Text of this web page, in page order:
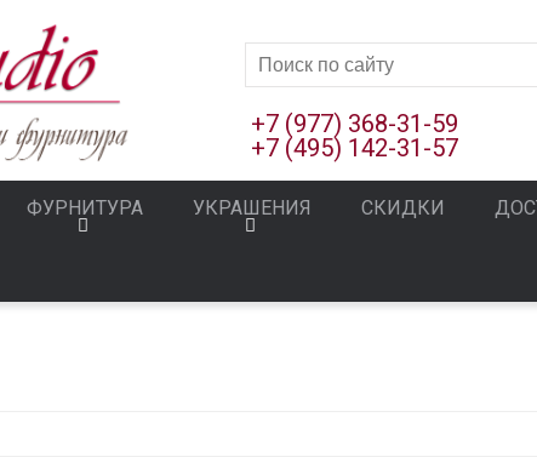
+7 (977) 368-31-59
+7 (495) 142-31-57
ФУРНИТУРА УКРАШЕНИЯ СКИДКИ